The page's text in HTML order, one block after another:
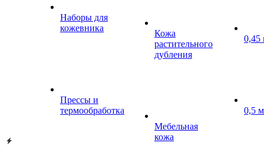
Наборы для
кожевника
Прессы и
термообработка
Кожа
растительного
дубления
Мебельная
кожа
0,45
0,5